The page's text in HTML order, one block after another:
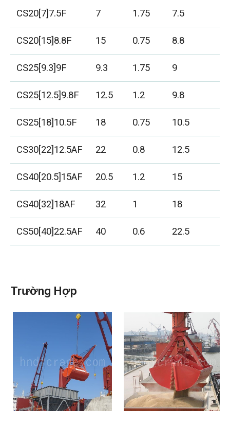
CS20[7]7.5F
7 1.75 7.5
CS20[15]8.8F
15 0.75 8.8
CS25[9.3]9F
9.3 1.75 9
CS25[12.5]9.8F
12.5 1.2 9.8
CS25[18]10.5F
18 0.75 10.5
CS30[22]12.5AF
22 0.8 12.5
CS40[20.5]15AF
20.5 1.2 15
CS40[32]18AF
32 1 18
CS50[40]22.5AF
40 0.6 22.5
Trường Hợp